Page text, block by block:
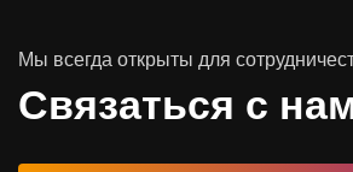
Автоматизированные рабочие места
Мы всегда открыты для
Связаться с